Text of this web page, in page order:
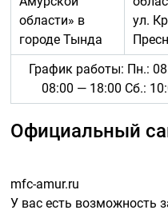
области» в
городе Тында
ул.
График работы: Пн.:
08:00 — 18:00 Сб.:
Официальный
mfc-amur.ru
У вас есть возможность